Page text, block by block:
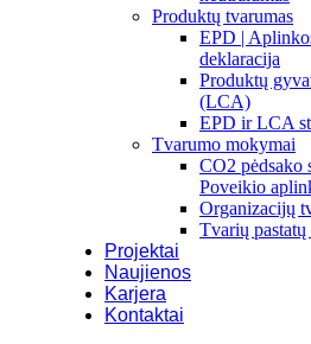
Produktų tvarumas
EPD |
deklaracija
Produktų
(LCA)
EPD ir LCA
Tvarumo mokymai
CO2 pėdsako
Poveikio
Organizacijų
Tvarių
Projektai
Naujienos
Karjera
Kontaktai